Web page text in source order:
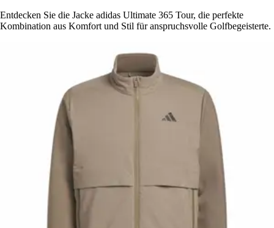
Entdecken Sie die Jacke adidas Ultimate 365 Tour, die perfekte
Kombination aus Komfort und Stil für anspruchsvolle Golfbegeisterte.